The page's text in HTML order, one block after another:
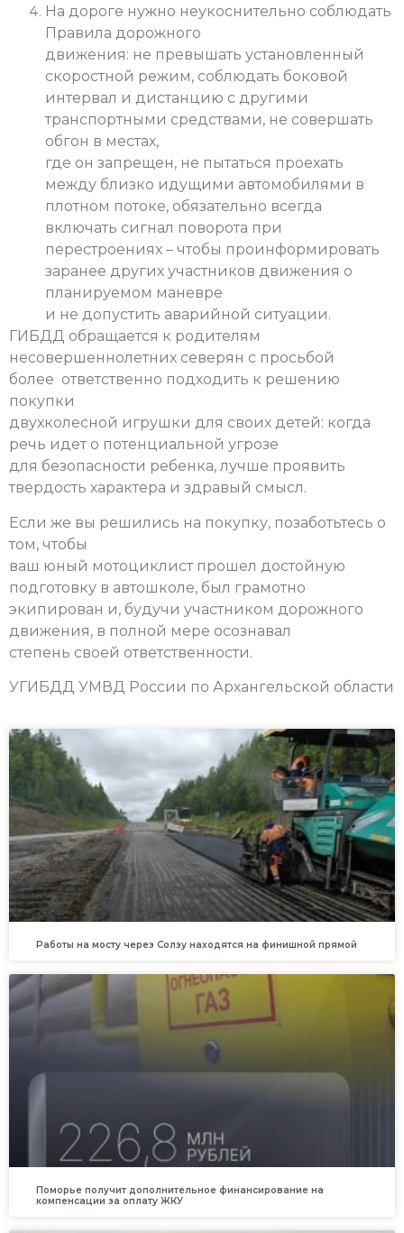
На дороге нужно неукоснительно соблюдать
Правила дорожного
движения: не превышать установленный
скоростной режим, соблюдать боковой
интервал и дистанцию с другими
транспортными средствами, не совершать
обгон в местах,
где он запрещен, не пытаться проехать
между близко идущими автомобилями в
плотном потоке, обязательно всегда
включать сигнал поворота при
перестроениях – чтобы проинформировать
заранее других участников движения о
планируемом маневре
и не допустить аварийной ситуации.
ГИБДД обращается к родителям
несовершеннолетних северян с просьбой
более ответственно подходить к решению
покупки
двухколесной игрушки для своих детей: когда
речь идет о потенциальной угрозе
для безопасности ребенка, лучше проявить
твердость характера и здравый смысл.
Если же вы решились на покупку, позаботьтесь о
том, чтобы
ваш юный мотоциклист прошел достойную
подготовку в автошколе, был грамотно
экипирован и, будучи участником дорожного
движения, в полной мере осознавал
степень своей ответственности.
УГИБДД УМВД России по Архангельской области
Работы на мосту через Солзу находятся на финишной прямой
Поморье получит дополнительное финансирование на
компенсации за оплату ЖКУ